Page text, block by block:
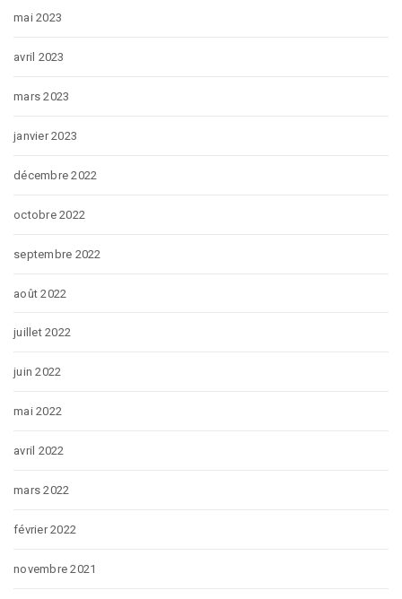
mai 2023
avril 2023
mars 2023
janvier 2023
décembre 2022
octobre 2022
septembre 2022
août 2022
juillet 2022
juin 2022
mai 2022
avril 2022
mars 2022
février 2022
novembre 2021